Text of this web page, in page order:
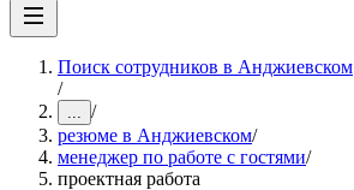
Поиск сотрудников в Анджиевском
/
... /
резюме в Анджиевском/
менеджер по работе с гостями/
проектная работа